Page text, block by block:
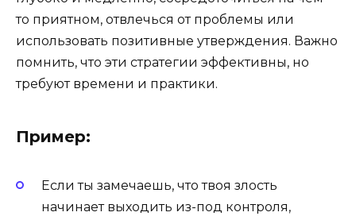
то приятном, отвлечься от проблемы или
использовать позитивные утверждения. Важно
помнить, что эти стратегии эффективны, но
требуют времени и практики.
Пример:
Если ты замечаешь, что твоя злость
начинает выходить из-под контроля,